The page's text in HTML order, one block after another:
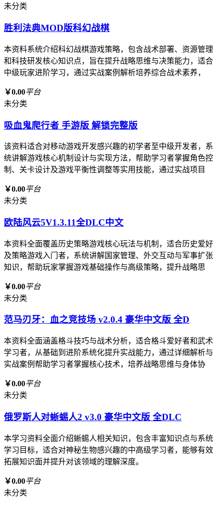
未分类
胜利法典MOD版科幻战棋
本资料系统介绍科幻战棋游戏策略，包含战术部署、资源管理
和科技研发核心知识点，旨在提升战略思维与决策能力，适合
中级玩家进阶学习，通过实战案例解析培养综合战术素养，
￥0.00平台
未分类
吸血鬼爬行者 手游版 解锁完整版
该资料适合对移动游戏开发感兴趣的初学者至中级开发者，系
统讲解游戏核心机制设计与实现方法，帮助学习者掌握角色控
制、关卡设计及游戏平衡性调整等实用技能，通过实战项目
￥0.00平台
未分类
欧陆风云5V1.3.11全DLC中文
本资料全面覆盖历史策略游戏核心玩法与机制，适合历史爱好
及策略游戏入门者，系统讲解国家管理、外交互动与军事扩张
知识，帮助玩家掌握游戏基础操作与高级策略，提升战略思
￥0.00平台
未分类
范马刃牙：血之竞技场 v2.0.4 豪华中文版 全D
本资料全面涵盖格斗技巧与战术分析，适合格斗爱好者和武术
学习者，从基础到进阶系统化提升实战能力，通过详细解析与
实战案例帮助学习者掌握核心技术，培养战略思维与身体协
￥0.00平台
未分类
俄罗斯人对蜥蜴人2 v3.0 豪华中文版 全DLC
本学习资料全面介绍蜥蜴人相关知识，包含丰富知识点与系统
学习目标，适合对神秘生物感兴趣的中高级学习者，能够有效
拓展知识面并提升对该领域的理解深度。
￥0.00平台
未分类